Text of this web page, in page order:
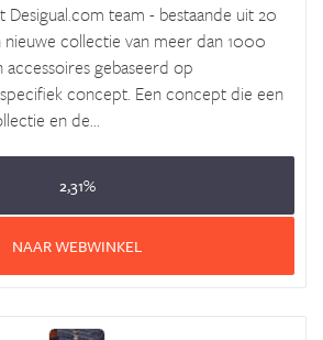
Desigual.com team - bestaande uit 20
collectie van meer dan 1000
accessoires gebaseerd op
concept. Een concept die een
en de...
2,31%
NAAR WEBWINKEL